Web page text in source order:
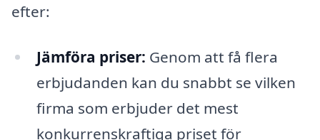
efter:
Jämföra priser: Genom att få flera
erbjudanden kan du snabbt se vilken
firma som erbjuder det mest
konkurrenskraftiga priset för